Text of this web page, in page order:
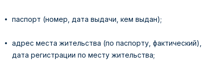
паспорт (номер, дата выдачи, кем выдан);
адрес места жительства (по паспорту, фактический),
дата регистрации по месту жительства;